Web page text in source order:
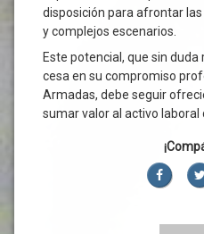
disposición para afrontar
y complejos escenarios.
Este potencial, que sin
cesa en su compromiso
Armadas, debe seguir
sumar valor al activo laboral